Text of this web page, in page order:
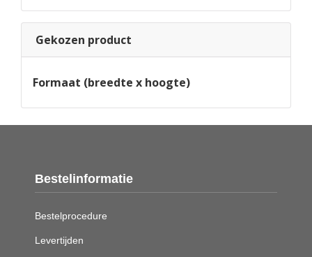
Gekozen product
Formaat (breedte x hoogte)
Bestelinformatie
Bestelprocedure
Levertijden